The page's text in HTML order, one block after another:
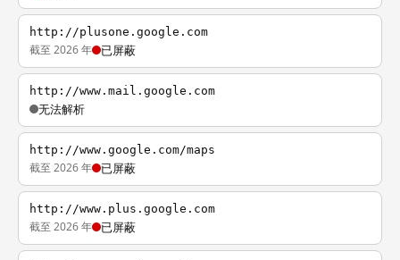
http://plusone.google.com
截至 2026 年 已屏蔽
http://www.mail.google.com
无法解析
http://www.google.com/maps
截至 2026 年 已屏蔽
http://www.plus.google.com
截至 2026 年 已屏蔽